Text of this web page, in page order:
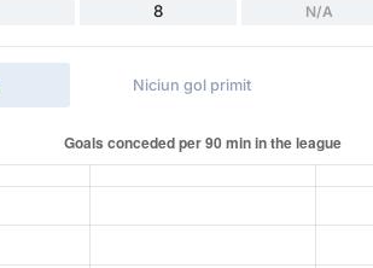
8 N/A
Niciun gol primit